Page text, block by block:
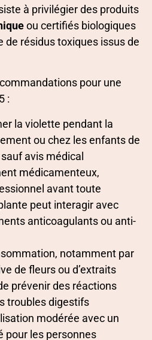
à privilégier des produits
ou certifiés biologiques
de résidus toxiques issus de
pour une
:
la violette pendant la
ou chez les enfants de
avis médical
médicamenteux,
avant toute
peut interagir avec
anticoagulants ou anti-
notamment par
de fleurs ou d’extraits
prévenir des réactions
troubles digestifs
modérée avec un
pour les personnes